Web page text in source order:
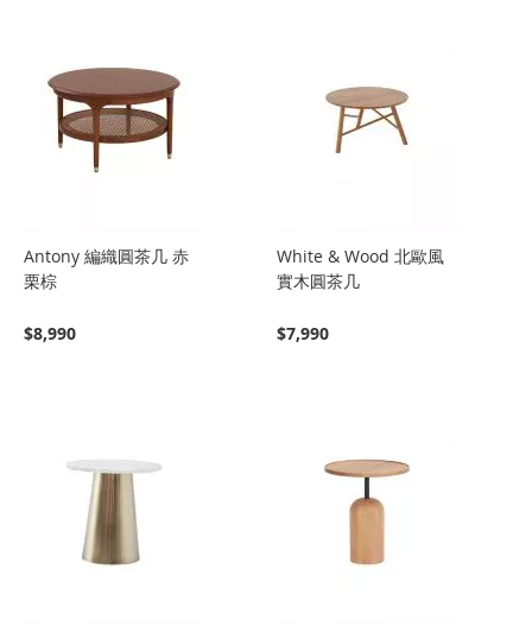
Antony 編織圓茶几 赤
栗棕
$8,990
White & Wood 北歐風
實木圓茶几
$7,990